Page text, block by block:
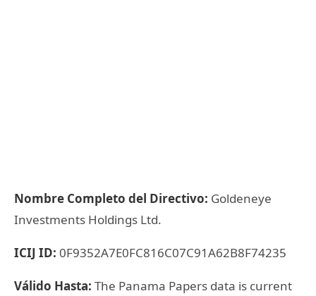
Nombre Completo del Directivo: Goldeneye
Investments Holdings Ltd.
ICIJ ID: 0F9352A7E0FC816C07C91A62B8F74235
Válido Hasta: The Panama Papers data is current